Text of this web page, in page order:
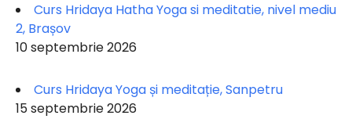
Curs Hridaya Hatha Yoga si meditatie, nivel mediu
2, Brașov
10 septembrie 2026
Curs Hridaya Yoga și meditație, Sanpetru
15 septembrie 2026